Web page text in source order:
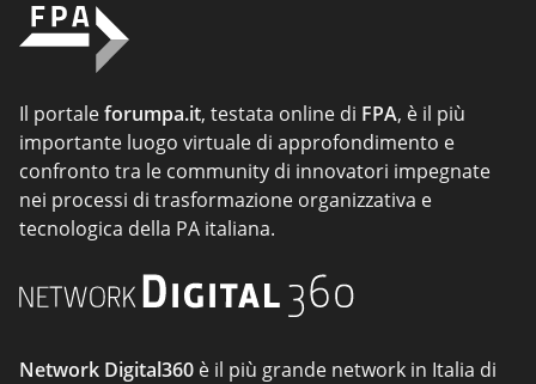
Il portaleforumpa.it, testata online di FPA, è il più
importante luogo virtuale di approfondimento e
confronto tra le community di innovatori impegnate
nei processi di trasformazione organizzativa e
tecnologica della PA italiana.
Network Digital360 è il più grande network in Italia di